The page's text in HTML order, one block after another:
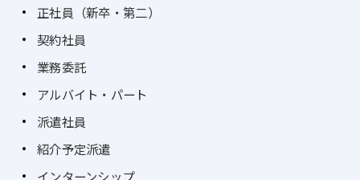
正社員（新卒・第二）
契約社員
業務委託
アルバイト・パート
派遣社員
紹介予定派遣
インターンシップ